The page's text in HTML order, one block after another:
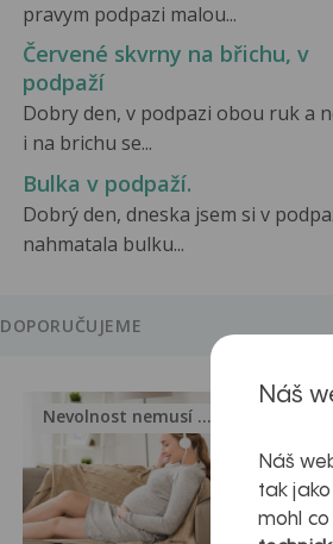
pravym podpazi malou...
Červené skvrny na břichu, v
podpaží
Dobry den, v podpazi obou ruk a
i na brichu se...
Bulka v podpaží.
Dobrý den, dneska jsem si v
nahmatala bulku...
DOPORUČUJEME
Nevolnost nemusí být nutnou...
Náš
Náš
tak
mohl